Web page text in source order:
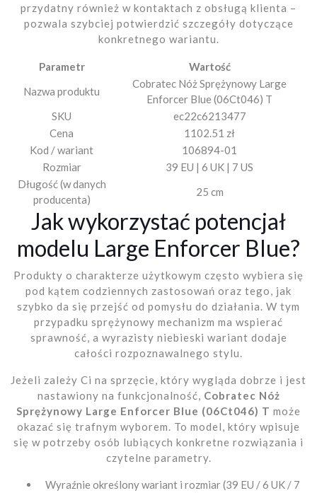
przydatny również w kontaktach z obsługą klienta –
pozwala szybciej potwierdzić szczegóły dotyczące
konkretnego wariantu.
Parametr
Wartość
Nazwa produktu
Cobratec Nóż Sprężynowy Large
Enforcer Blue (06Ct046) T
SKU
ec22c6213477
Cena
1102.51 zł
Kod / wariant
106894-01
Rozmiar
39 EU | 6 UK | 7 US
Długość (w danych
producenta)
25 cm
Jak wykorzystać potencjał
modelu Large Enforcer Blue?
Produkty o charakterze użytkowym często wybiera się
pod kątem codziennych zastosowań oraz tego, jak
szybko da się przejść od pomysłu do działania. W tym
przypadku sprężynowy mechanizm ma wspierać
sprawność, a wyrazisty niebieski wariant dodaje
całości rozpoznawalnego stylu.
Jeżeli zależy Ci na sprzęcie, który wygląda dobrze i jest
nastawiony na funkcjonalność, Cobratec Nóż
Sprężynowy Large Enforcer Blue (06Ct046) T może
okazać się trafnym wyborem. To model, który wpisuje
się w potrzeby osób lubiących konkretne rozwiązania i
czytelne parametry.
Wyraźnie określony wariant i rozmiar (39 EU / 6 UK / 7